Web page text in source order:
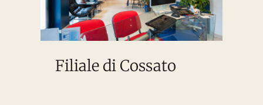
Filiale di Cossato